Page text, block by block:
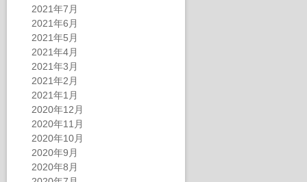
2021年7月
2021年6月
2021年5月
2021年4月
2021年3月
2021年2月
2021年1月
2020年12月
2020年11月
2020年10月
2020年9月
2020年8月